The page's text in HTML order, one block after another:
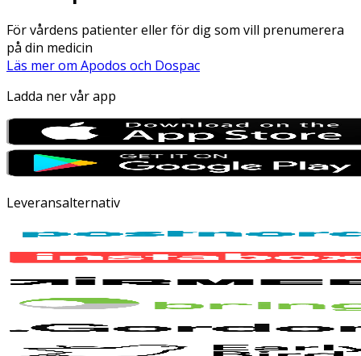
För vårdens patienter eller för dig som vill prenumerera
på din medicin
Läs mer om Apodos och Dospac
Ladda ner vår app
Leveransalternativ